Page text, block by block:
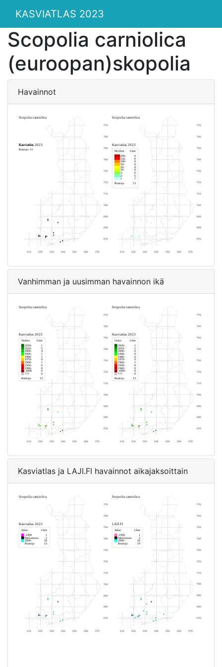
KASVIATLAS 2023
Scopolia carniolica
(euroopan)skopolia
Havainnot
Vanhimman ja uusimman havainnon ikä
Kasviatlas ja LAJI.FI havainnot aikajaksoittain